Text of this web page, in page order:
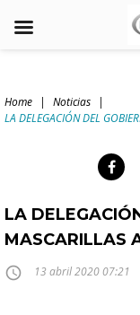
to
content
Home | Noticias
|
LA DELEGACIÓN DEL
LA
MASCARILLAS
access_time 13 abril 2020 07:21